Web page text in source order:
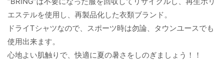
エステルを使用し、再製品化した衣類ブランド。
ドライTシャツなので、スポーツ時は勿論、タウンユースでも
使用出来ます。
心地よい肌触りで、快適に夏の暑さをしのぎましょう！！